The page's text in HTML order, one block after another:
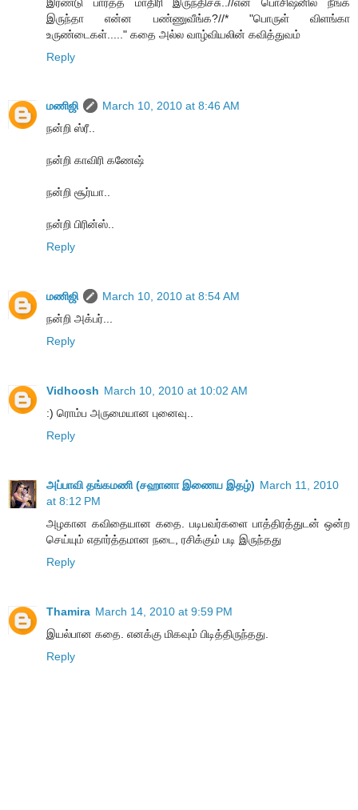
இருந்தா என்ன பண்ணுவீங்க?//* "பொருள் விளங்கா
உருண்டைகள்....." கதை அல்ல வாழ்வியலின் கவித்துவம்
Reply
மணிஜி
March 10, 2010 at 8:46 AM
நன்றி ஸ்ரீ..
நன்றி காவிரி கணேஷ்
நன்றி சூர்யா..
நன்றி பிரின்ஸ்..
Reply
மணிஜி
March 10, 2010 at 8:54 AM
நன்றி அக்பர்...
Reply
Vidhoosh March 10, 2010 at 10:02 AM
:) ரொம்ப அருமையான புனைவு..
Reply
அப்பாவி தங்கமணி (சஹானா இணைய இதழ்) March 11, 2010
at 8:12 PM
அழகான கவிதையான கதை. படிபவர்களை பாத்திரத்துடன் ஒன்ற
செய்யும் எதார்த்தமான நடை, ரசிக்கும் படி இருந்தது
Reply
Thamira March 14, 2010 at 9:59 PM
இயல்பான கதை. எனக்கு மிகவும் பிடித்திருந்தது.
Reply